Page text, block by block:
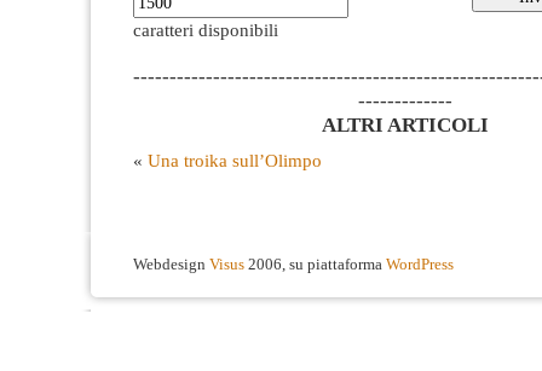
caratteri disponibili
-------------
ALTRI ARTICOLI
« Una troika sull’Olimpo
Webdesign Visus 2006, su piattaforma WordPress